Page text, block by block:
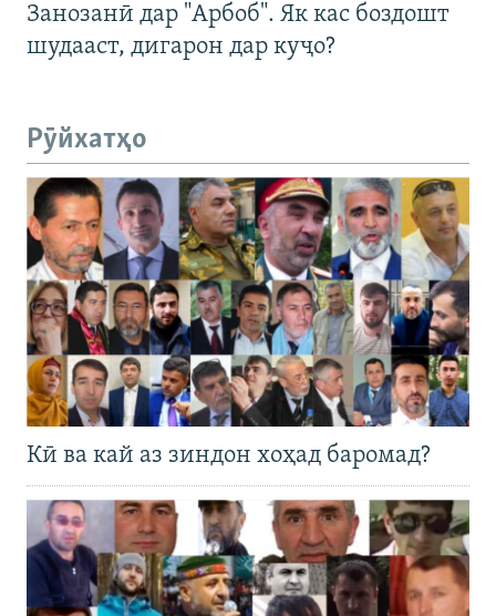
Занозанӣ дар "Арбоб". Як кас боздошт
шудааст, дигарон дар куҷо?
Рӯйхатҳо
Кӣ ва кай аз зиндон хоҳад баромад?